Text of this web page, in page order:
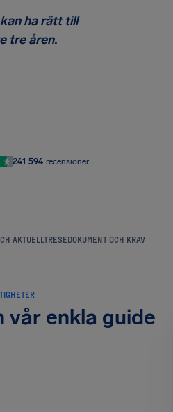
harätt till
tre åren.
241 594 recensioner
AKTUELLTRESEDOKUMENT OCH KRAV
vår enkla guide